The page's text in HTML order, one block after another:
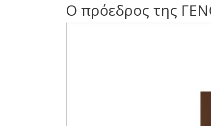
Ο πρόεδρος της